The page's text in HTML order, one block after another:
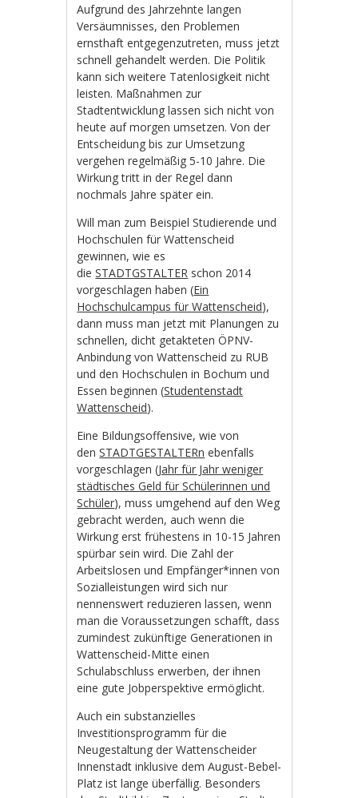
Aufgrund des Jahrzehnte langen
Versäumnisses, den Problemen
ernsthaft entgegenzutreten, muss jetzt
schnell gehandelt werden. Die Politik
kann sich weitere Tatenlosigkeit nicht
leisten. Maßnahmen zur
Stadtentwicklung lassen sich nicht von
heute auf morgen umsetzen. Von der
Entscheidung bis zur Umsetzung
vergehen regelmäßig 5-10 Jahre. Die
Wirkung tritt in der Regel dann
nochmals Jahre später ein.
Will man zum Beispiel Studierende und
Hochschulen für Wattenscheid
gewinnen, wie es
dieSTADTGSTALTER schon 2014
vorgeschlagen haben (Ein
Hochschulcampus für Wattenscheid),
dann muss man jetzt mit Planungen zu
schnellen, dicht getakteten ÖPNV-
Anbindung von Wattenscheid zu RUB
und den Hochschulen in Bochum und
Essen beginnen (Studentenstadt
Wattenscheid).
Eine Bildungsoffensive, wie von
denSTADTGESTALTERn ebenfalls
vorgeschlagen (Jahr für Jahr weniger
städtisches Geld für Schülerinnen und
Schüler), muss umgehend auf den Weg
gebracht werden, auch wenn die
Wirkung erst frühestens in 10-15 Jahren
spürbar sein wird. Die Zahl der
Arbeitslosen und Empfänger*innen von
Sozialleistungen wird sich nur
nennenswert reduzieren lassen, wenn
man die Voraussetzungen schafft, dass
zumindest zukünftige Generationen in
Wattenscheid-Mitte einen
Schulabschluss erwerben, der ihnen
eine gute Jobperspektive ermöglicht.
Auch ein substanzielles
Investitionsprogramm für die
Neugestaltung der Wattenscheider
Innenstadt inklusive dem August-Bebel-
Platz ist lange überfällig. Besonders